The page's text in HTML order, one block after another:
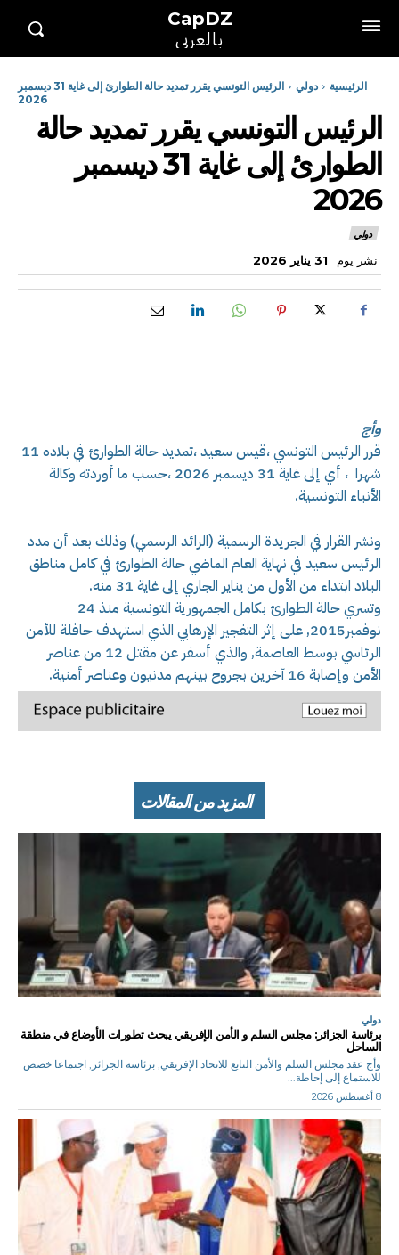
CapDZ
بالعربي
الرئيسية دولي
الرئيس التونسي يقرر تمديد حالة الطوارئ إلى غاية 31 ديسمبر
2026
الرئيس التونسي يقرر تمديد حالة
الطوارئ إلى غاية 31 ديسمبر
2026
دولي
نشر يوم 31 يناير 2026
وأج
قرر الرئيس التونسي ،قيس سعيد ،تمديد حالة الطوارئ في بلاده 11
شهرا ، أي إلى غاية 31 ديسمبر 2026 ،حسب ما أوردته وكالة
الأنباء التونسية.
ونشر القرار في الجريدة الرسمية (الرائد الرسمي) وذلك بعد أن مدد
الرئيس سعيد في نهاية العام الماضي حالة الطوارئ في كامل مناطق
البلاد ابتداء من الأول من يناير الجاري إلى غاية 31 منه.
وتسري حالة الطوارئ بكامل الجمهورية التونسية منذ 24
نوفمبر2015, على إثر التفجير الإرهابي الذي استهدف حافلة للأمن
الرئاسي بوسط العاصمة, والذي أسفر عن مقتل 12 من عناصر
الأمن وإصابة 16 آخرين بجروح بينهم مدنيون وعناصر أمنية.
المزيد من المقالات
دولي
برئاسة الجزائر: مجلس السلم و الأمن الإفريقي يبحث تطورات الأوضاع في منطقة
الساحل
وأج عقد مجلس السلم والأمن التابع للاتحاد الإفريقي, برئاسة الجزائر, اجتماعا خصص
للاستماع إلى إحاطة...
8 أغسطس 2026